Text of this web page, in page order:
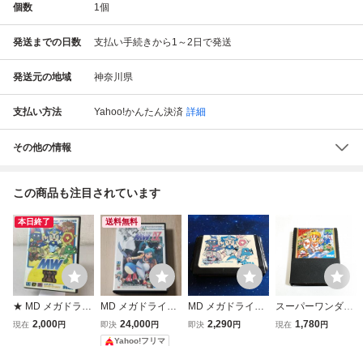
個数 1個
発送までの日数 支払い手続きから1～2日で発送
発送元の地域 神奈川県
支払い方法 Yahoo!かんたん決済 詳細
その他の情報
この商品も注目されています
本日終了
★ MD メガドライ
ブ モンスターワー
現在 2,000円
送料無料
MD メガドライブ
モンスターワール
ドⅣ セガ
即決 24,000円
Yahoo!フリマ
MD メガドライ
ブ モンスターワ
即決 2,290円
スーパーワンダー
ボーイ モンスター
現在 1,780円